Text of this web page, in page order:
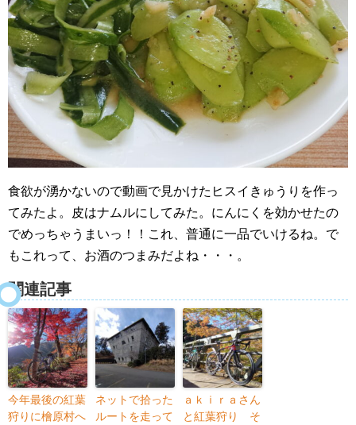
食欲が湧かないので動画で見かけたヒスイきゅうりを作っ
てみたよ。皮はナムルにしてみた。にんにくを効かせたの
でめっちゃうまいっ！！これ、普通に一品でいけるね。で
もこれって、お酒のつまみだよね・・・。
関連記事
今年最後の紅葉
狩りに檜原村へ
ネットで拾った
ルートを走って
ａｋｉｒａさん
と紅葉狩り そ